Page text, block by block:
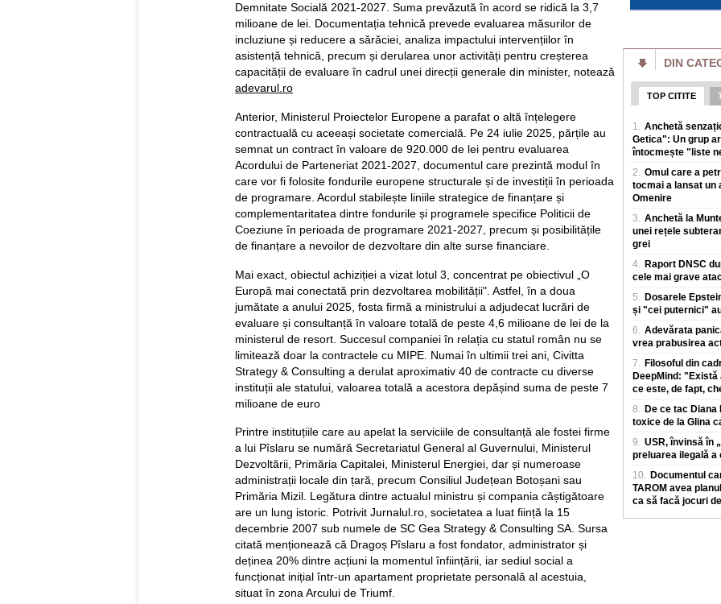
Demnitate Socială 2021-2027. Suma prevăzută în acord se ridică la 3,7
milioane de lei. Documentația tehnică prevede evaluarea măsurilor de
incluziune și reducere a sărăciei, analiza impactului intervențiilor în
asistență tehnică, precum și derularea unor activități pentru creșterea
capacității de evaluare în cadrul unei direcții generale din minister, notează
adevarul.ro
Anterior, Ministerul Proiectelor Europene a parafat o altă înțelegere
contractuală cu aceeași societate comercială. Pe 24 iulie 2025, părțile au
semnat un contract în valoare de 920.000 de lei pentru evaluarea
Acordului de Parteneriat 2021-2027, documentul care prezintă modul în
care vor fi folosite fondurile europene structurale și de investiții în perioada
de programare. Acordul stabilește liniile strategice de finanțare și
complementaritatea dintre fondurile și programele specifice Politicii de
Coeziune în perioada de programare 2021-2027, precum și posibilitățile
de finanțare a nevoilor de dezvoltare din alte surse financiare.
Mai exact, obiectul achiziției a vizat lotul 3, concentrat pe obiectivul „O
Europă mai conectată prin dezvoltarea mobilității". Astfel, în a doua
jumătate a anului 2025, fosta firmă a ministrului a adjudecat lucrări de
evaluare și consultanță în valoare totală de peste 4,6 milioane de lei de la
ministerul de resort. Succesul companiei în relația cu statul român nu se
limitează doar la contractele cu MIPE. Numai în ultimii trei ani, Civitta
Strategy & Consulting a derulat aproximativ 40 de contracte cu diverse
instituții ale statului, valoarea totală a acestora depășind suma de peste 7
milioane de euro
Printre instituțiile care au apelat la serviciile de consultanță ale fostei firme
a lui Pîslaru se numără Secretariatul General al Guvernului, Ministerul
Dezvoltării, Primăria Capitalei, Ministerul Energiei, dar și numeroase
administrații locale din țară, precum Consiliul Județean Botoșani sau
Primăria Mizil. Legătura dintre actualul ministru și compania câștigătoare
are un lung istoric. Potrivit Jurnalul.ro, societatea a luat ființă la 15
decembrie 2007 sub numele de SC Gea Strategy & Consulting SA. Sursa
citată menționează că Dragoș Pîslaru a fost fondator, administrator și
deținea 20% dintre acțiuni la momentul înființării, iar sediul social a
funcționat inițial într-un apartament proprietate personală al acestuia,
situat în zona Arcului de Triumf.
perioada 2-8
top. Mai explică
slăbire
Mulți oameni
timp pentru sala
Nutriționistul
Explicația lui
stadion: "Unii
plac băieții, de
Florin Prunea (57
actual delegat
pe rețelele de
DIN
TOP CITITE
1. Anchetă
Getica": Un grup
întocmește "liste
2. Omul care a
tocmai a lansat un
Omenire
3. Anchetă la
unei rețele
grei
4. Raport DNSC
cele mai grave
5. Dosarele
și "cei puternici"
6. Adevărata
vrea prabusirea
7. Filosoful din
DeepMind:
ce este, de fapt,
8. De ce tac
toxice de la Glina
9. USR, învinsă în
preluarea ilegală a
10. Documentul
TAROM avea
ca să facă jocuri